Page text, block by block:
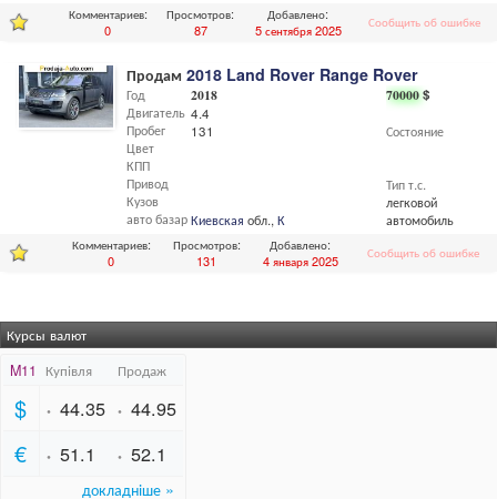
Комментариев:
0
Просмотров:
87
Добавлено:
5 сентября 2025
Сообщить об ошибке
Продам 2018 Land Rover Range Rover
70000$
Состояние
Тип т.с.
легковой
автомобиль
Год
Двигатель
Пробег
Цвет
КПП
Привод
Кузов
авто базар
2018
4.4
131
Киевская обл.,Киев
Комментариев:
0
Просмотров:
131
Добавлено:
4 января 2025
Сообщить об ошибке
Курсы валют